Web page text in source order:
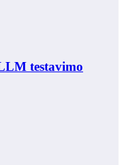
testavimo